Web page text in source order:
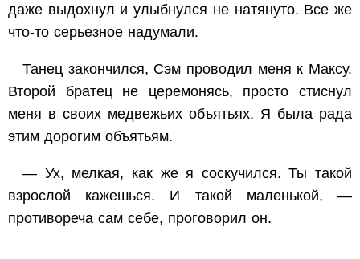
даже выдохнул и улыбнулся не натянуто. Все же
что-то серьезное надумали.
Танец закончился, Сэм проводил меня к Максу.
Второй братец не церемонясь, просто стиснул
меня в своих медвежьих объятьях. Я была рада
этим дорогим объятьям.
— Ух, мелкая, как же я соскучился. Ты такой
взрослой кажешься. И такой маленькой, —
противореча сам себе, проговорил он.